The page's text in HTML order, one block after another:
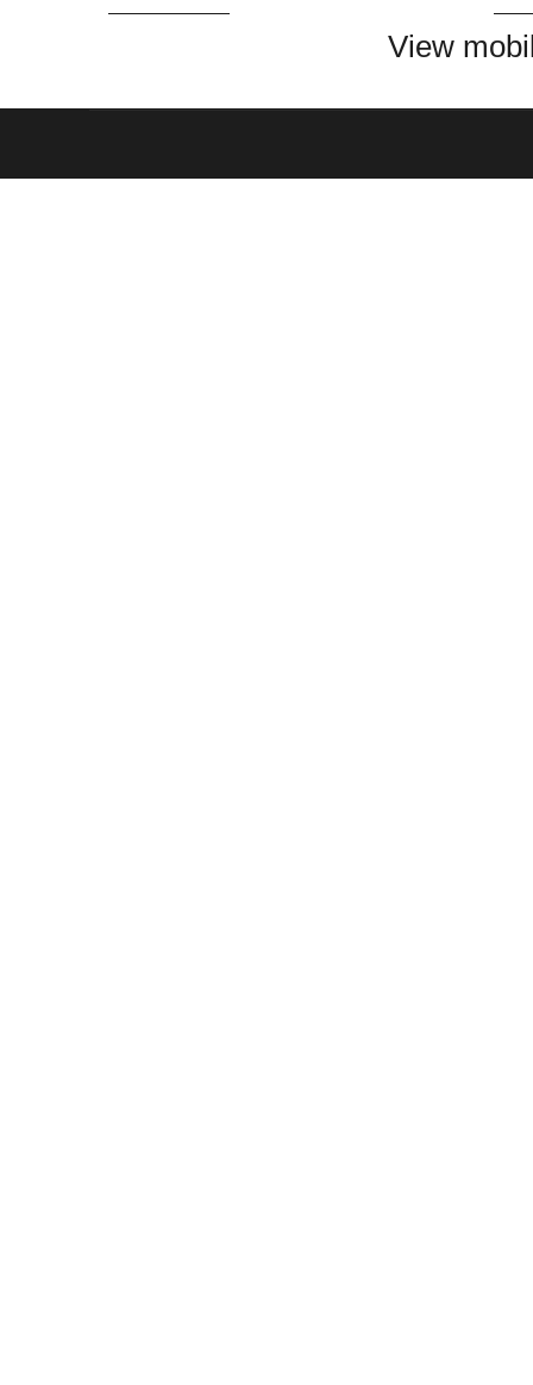
View